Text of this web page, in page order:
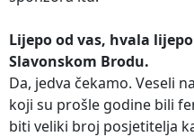
Lijepo od vas, hvala
Slavonskom Brodu.
Da, jedva čekamo. Veseli
koji su prošle godine bili
biti veliki broj posjetitelja